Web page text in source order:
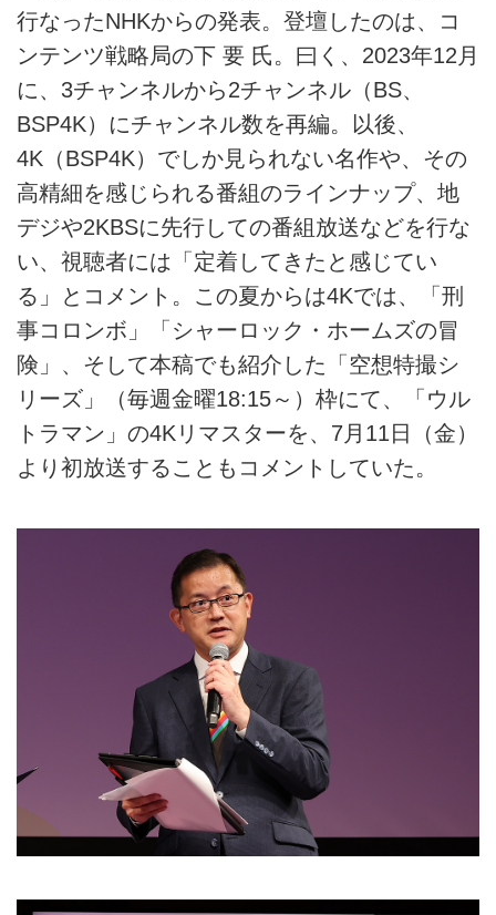
行なったNHKからの発表。登壇したのは、コ
ンテンツ戦略局の下 要 氏。曰く、2023年12月
に、3チャンネルから2チャンネル（BS、
BSP4K）にチャンネル数を再編。以後、
4K（BSP4K）でしか見られない名作や、その
高精細を感じられる番組のラインナップ、地
デジや2KBSに先行しての番組放送などを行な
い、視聴者には「定着してきたと感じてい
る」とコメント。この夏からは4Kでは、「刑
事コロンボ」「シャーロック・ホームズの冒
険」、そして本稿でも紹介した「空想特撮シ
リーズ」（毎週金曜18:15～）枠にて、「ウル
トラマン」の4Kリマスターを、7月11日（金）
より初放送することもコメントしていた。